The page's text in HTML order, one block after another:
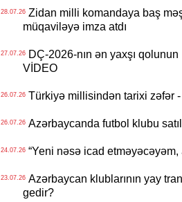
28.07.26Zidan milli komandaya baş
müqaviləyə imza atdı
27.07.26DÇ-2026-nın ən yaxşı
VİDEO
26.07.26Türkiyə millisindən tarixi zəfər
26.07.26Azərbaycanda futbol klubu
24.07.26“Yeni nəsə icad etməyəcəyəm,
23.07.26Azərbaycan klublarının yay
gedir?